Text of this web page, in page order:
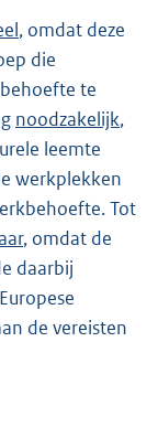
, omdat deze
die
te
noodzakelijk,
leemte
werkplekken
Tot
, omdat de
daarbij
de vereisten